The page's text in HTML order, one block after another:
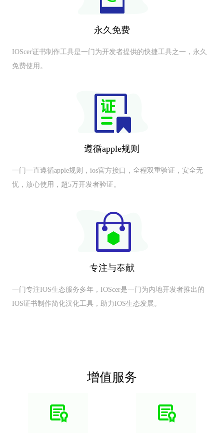
永久免费
IOScer证书制作工具是一门为开发者提供的快捷工具之一，永久
免费使用。
遵循apple规则
一门一直遵循apple规则，ios官方接口，全程双重验证，安全无
忧，放心使用，超5万开发者验证。
专注与奉献
一门专注IOS生态服务多年，IOScer是一门为内地开发者推出的
IOS证书制作简化汉化工具，助力IOS生态发展。
增值服务